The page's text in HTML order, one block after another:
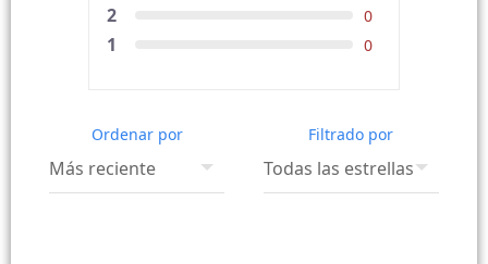
2 0
1 0
Ordenar por Filtrado por